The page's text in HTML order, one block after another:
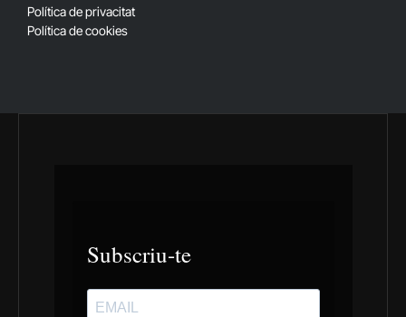
Política de privacitat
Política de cookies